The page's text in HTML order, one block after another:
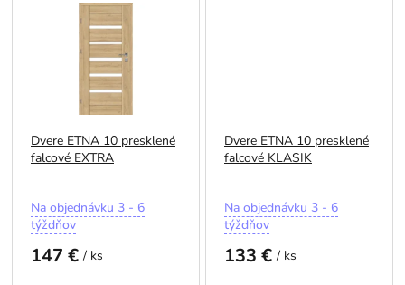
Dvere ETNA 10 presklené
falcové EXTRA
Priemerné
hodnotenie
Na objednávku 3 - 6
týždňov
147 € / ks
Dvere ETNA 10 presklené
falcové KLASIK
Priemerné
hodnotenie
Na objednávku 3 - 6
týždňov
133 € / ks